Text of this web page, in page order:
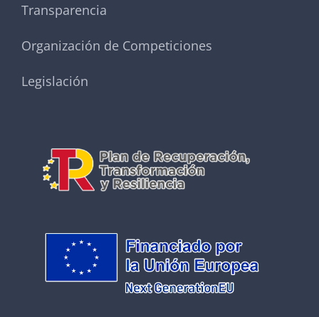
Transparencia
Organización de Competiciones
Legislación